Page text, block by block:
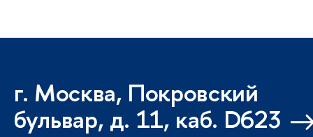
г. Москва, Покровский
бульвар, д. 11, каб. D623